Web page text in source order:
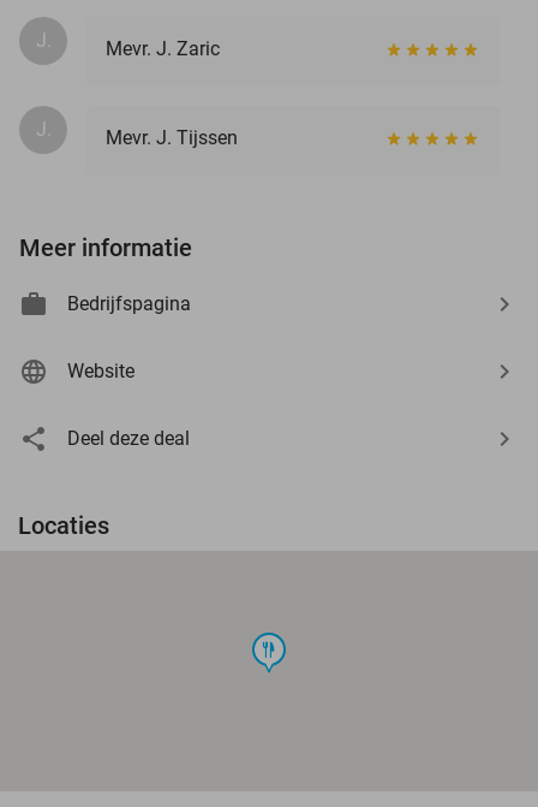
J. Mevr. J. Zaric
J. Mevr. J. Tijssen
Meer informatie
Bedrijfspagina
Website
Deel deze deal
Locaties
food